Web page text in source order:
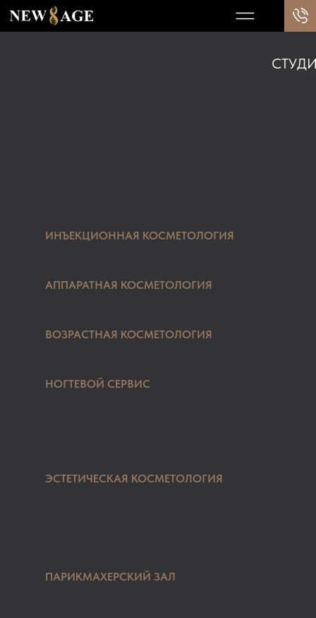
ИНЪЕКЦИОННАЯ КОСМЕТОЛОГИЯ
АППАРАТНАЯ КОСМЕТОЛОГИЯ
ВОЗРАСТНАЯ КОСМЕТОЛОГИЯ
НОГТЕВОЙ СЕРВИС
ЭСТЕТИЧЕСКАЯ КОСМЕТОЛОГИЯ
ПАРИКМАХЕРСКИЙ ЗАЛ